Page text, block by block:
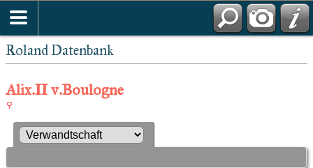
Roland Datenbank
Alix.II v.Boulogne